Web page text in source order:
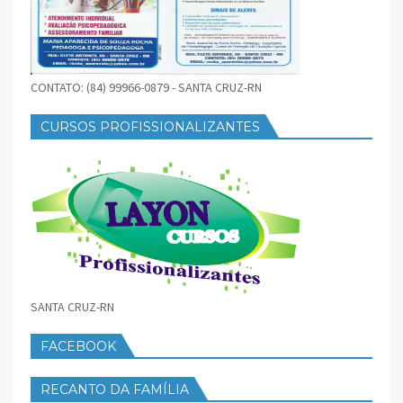
CONTATO: (84) 99966-0879 - SANTA CRUZ-RN
CURSOS PROFISSIONALIZANTES
SANTA CRUZ-RN
FACEBOOK
RECANTO DA FAMÍLIA